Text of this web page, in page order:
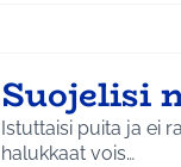
Suojelisi
Istuttaisi puita ja ei
halukkaat vois…